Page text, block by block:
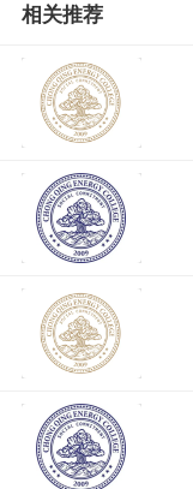
相关推荐